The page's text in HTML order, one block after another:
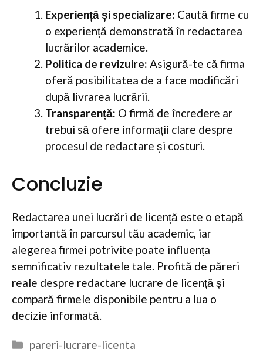
Experiență și specializare: Caută firme cu
o experiență demonstrată în redactarea
lucrărilor academice.
Politica de revizuire: Asigură-te că firma
oferă posibilitatea de a face modificări
după livrarea lucrării.
Transparență: O firmă de încredere ar
trebui să ofere informații clare despre
procesul de redactare și costuri.
Concluzie
Redactarea unei lucrări de licență este o etapă
importantă în parcursul tău academic, iar
alegerea firmei potrivite poate influența
semnificativ rezultatele tale. Profită de păreri
reale despre redactare lucrare de licență și
compară firmele disponibile pentru a lua o
decizie informată.
Categorii
pareri-lucrare-licenta